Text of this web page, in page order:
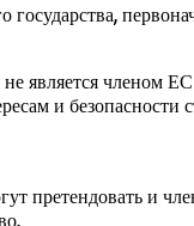
не является членом
и безопасности
претендовать и